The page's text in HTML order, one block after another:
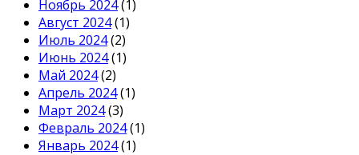
Ноябрь 2024(1)
Август 2024(1)
Июль 2024(2)
Июнь 2024(1)
Май 2024(2)
Апрель 2024(1)
Март 2024(3)
Февраль 2024(1)
Январь 2024(1)